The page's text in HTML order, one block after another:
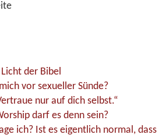
der Bibel
vor sexueller Sünde?
nur auf dich selbst.“
darf es denn sein?
ich? Ist es eigentlich normal, dass